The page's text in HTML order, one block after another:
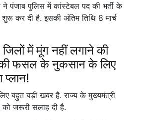
ने पंजाब पुलिस में कांस्टेबल पद की भर्ती के
कर दी है. इसकी अंतिम तिथि 8 मार्च
में मूंग नहीं लगाने की
फसल के नुकसान के लिए
प्लान!
बहुत बड़ी खबर है. राज्य के मुख्यमंत्री
को जरूरी सलाह दी है.